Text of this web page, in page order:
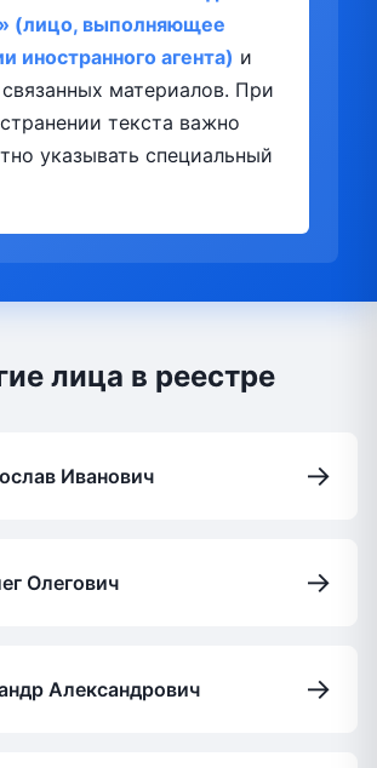
(лицо, выполняющее
иностранного агента) и
материалов. При
текста важно
указывать специальный
лица в реестре
Иванович →
Олегович →
Александрович →